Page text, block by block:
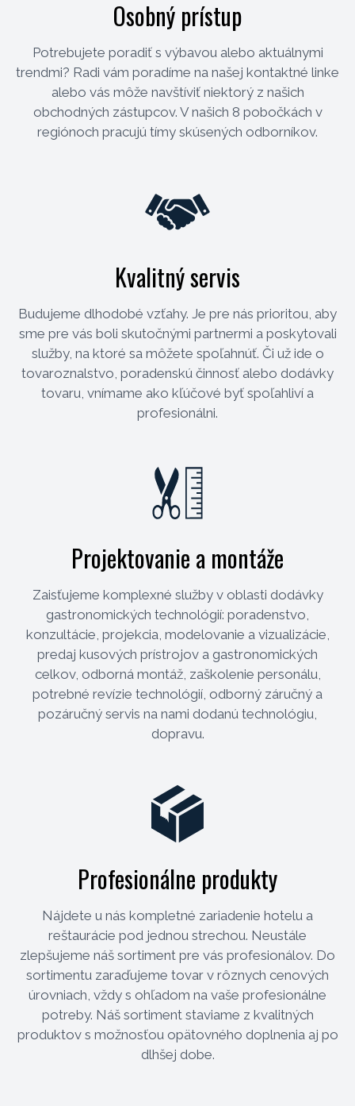
Osobný prístup
Potrebujete poradiť s výbavou alebo aktuálnymi
trendmi? Radi vám poradíme na našej kontaktné linke
alebo vás môže navštíviť niektorý z našich
obchodných zástupcov. V našich 8 pobočkách v
regiónoch pracujú tímy skúsených odborníkov.
Kvalitný servis
Budujeme dlhodobé vzťahy. Je pre nás prioritou, aby
sme pre vás boli skutočnými partnermi a poskytovali
služby, na ktoré sa môžete spoľahnúť. Či už ide o
tovaroznalstvo, poradenskú činnosť alebo dodávky
tovaru, vnímame ako kľúčové byť spoľahliví a
profesionálni.
Projektovanie a montáže
Zaisťujeme komplexné služby v oblasti dodávky
gastronomických technológií: poradenstvo,
konzultácie, projekcia, modelovanie a vizualizácie,
predaj kusových prístrojov a gastronomických
celkov, odborná montáž, zaškolenie personálu,
potrebné revízie technológií, odborný záručný a
pozáručný servis na nami dodanú technológiu,
dopravu.
Profesionálne produkty
Nájdete u nás kompletné zariadenie hotelu a
reštaurácie pod jednou strechou. Neustále
zlepšujeme náš sortiment pre vás profesionálov. Do
sortimentu zaraďujeme tovar v rôznych cenových
úrovniach, vždy s ohľadom na vaše profesionálne
potreby. Náš sortiment staviame z kvalitných
produktov s možnosťou opätovného doplnenia aj po
dlhšej dobe.